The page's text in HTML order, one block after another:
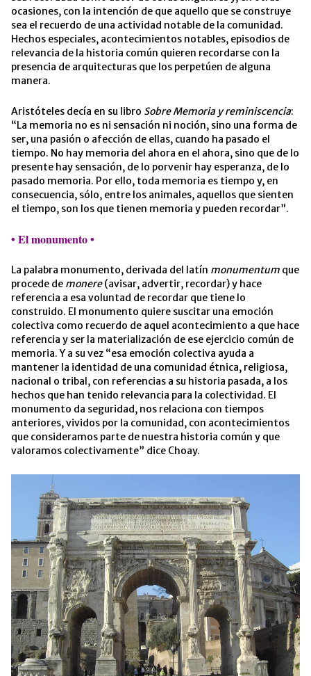
ocasiones, con la intención de que aquello que se construye
sea el recuerdo de una actividad notable de la comunidad.
Hechos especiales, acontecimientos notables, episodios de
relevancia de la historia común quieren recordarse con la
presencia de arquitecturas que los perpetúen de alguna
manera.
Aristóteles decía en su libro Sobre Memoria y reminiscencia:
“La memoria no es ni sensación ni noción, sino una forma de
ser, una pasión o afección de ellas, cuando ha pasado el
tiempo. No hay memoria del ahora en el ahora, sino que de lo
presente hay sensación, de lo porvenir hay esperanza, de lo
pasado memoria. Por ello, toda memoria es tiempo y, en
consecuencia, sólo, entre los animales, aquellos que sienten
el tiempo, son los que tienen memoria y pueden recordar”.
• El monumento•
La palabra monumento, derivada del latín monumentum que
procede de monere(avisar, advertir, recordar) y hace
referencia a esa voluntad de recordar que tiene lo
construido. El monumento quiere suscitar una emoción
colectiva como recuerdo de aquel acontecimiento a que hace
referencia y ser la materialización de ese ejercicio común de
memoria. Y a su vez “esa emoción colectiva ayuda a
mantener la identidad de una comunidad étnica, religiosa,
nacional o tribal, con referencias a su historia pasada, a los
hechos que han tenido relevancia para la colectividad. El
monumento da seguridad, nos relaciona con tiempos
anteriores, vividos por la comunidad, con acontecimientos
que consideramos parte de nuestra historia común y que
valoramos colectivamente” dice Choay.